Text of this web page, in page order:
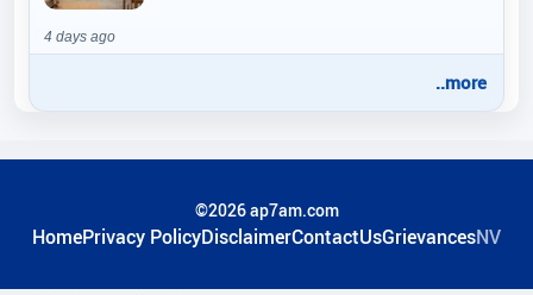
4 days ago
..more
©2026 ap7am.com
HomePrivacy PolicyDisclaimerContactUsGrievancesNV